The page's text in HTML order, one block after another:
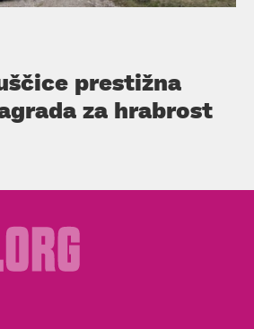
prestižna
za hrabrost